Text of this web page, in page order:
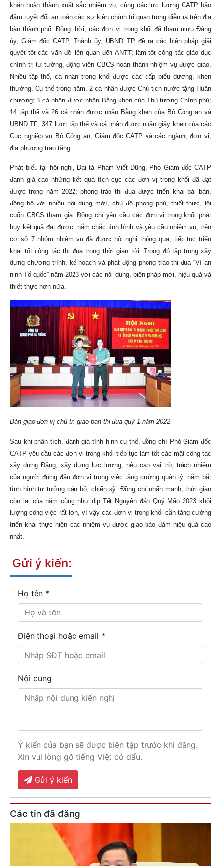
khăn hoàn thành xuất sắc nhiệm vụ, cùng các lực lượng CATP bảo
đảm tuyệt đối an toàn các sự kiện chính trị quan trọng diễn ra trên địa
bàn thành phố. Đồng thời, các đơn vị trong khối đã tham mưu Đảng
ủy, Giám đốc CATP, Thành ủy, UBND TP đề ra các biện pháp giải
quyết tốt các vấn đề liên quan đến ANTT; làm tốt công tác giáo dục
chính trị tư tưởng, động viên CBCS hoàn thành nhiệm vụ được giao.
Nhiều tập thể, cá nhân trong khối được các cấp biểu dương, khen
thưởng. Cụ thể trong năm, 2 cá nhân được Chủ tịch nước tặng Huân
chương; 3 cá nhân được nhận Bằng khen của Thủ tướng Chính phủ;
14 tập thể và 26 cá nhân được nhận Bằng khen của Bộ Công an và
UBND TP; 347 lượt tập thể và cá nhân được nhận giấy khen của các
Cục nghiệp vụ Bộ Công an, Giám đốc CATP và các ngành, đơn vị,
địa phương trao tặng...
Phát biểu tại hội nghị, Đại tá Phạm Viết Dũng, Phó Giám đốc CATP
đánh giá cao những kết quả tích cục các đơn vị trong khối đã đạt
được trong năm 2022; phong trào thi đua được triển khai bài bản,
đồng bộ với nhiều nội dung mớí, chủ đề phong phú, thiết thực, lôi
cuốn CBCS tham gia. Đồng chí yêu cầu các đơn vị trong khối phát
huy kết quả đạt được, nắm chắc tình hình và yêu cầu nhiệm vụ, trên
cơ sở 7 nhóm nhiệm vụ đã được hội nghị thông qua, tiếp tục triển
khai tốt công tác thi đua trong thời gian tới. Trong đó tập trung xây
dựng chương trình, kế hoạch và phát động phong trào thi đua “Vì an
ninh Tổ quốc” năm 2023 với các nội dung, biện pháp mới, hiệu quả và
thiết thực hơn nữa.
Bàn giao đơn vị chủ trì giao ban thi đua quý 1 năm 2022
Sau khi phân tích, đánh giá tình hình cụ thể, đồng chí Phó Giám đốc
CATP yêu cầu các đơn vị trong khối tiếp tục làm tốt các mặt công tác
xây dựng Đảng, xây dựng lực lượng, nêu cao vai trò, trách nhiệm
của người đứng đầu đơn vị trong việc tăng cường quản lý, nắm bắt
tình hình tư tưởng cán bộ, chiến sỹ. Đồng chí nhấn mạnh, thời gian
còn lại của năm cũng như dịp Tết Nguyên đán Quý Mão 2023 khối
lượng công việc rất lớn, vì vậy các đơn vị trong khối cần tăng cường
triển khai thực hiện các nhiệm vụ được giao bảo đảm hiệu quả cao
nhất.
Gửi ý kiến:
Họ tên *
Điện thoại hoặc email *
Nội dung
Ý kiến của bạn sẽ được biên tập trước khi đăng.
Xin vui lòng gõ tiếng Việt có dấu.
Gửi ý kiến
Các tin đã đăng